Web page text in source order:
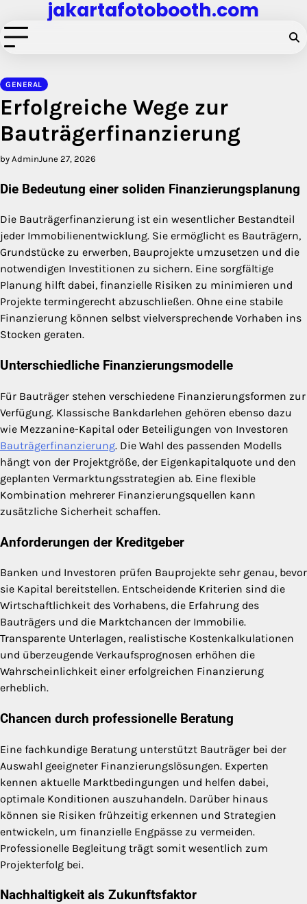
to
content
jakartafotobooth.com
GENERAL
Erfolgreiche Wege zur
Bauträgerfinanzierung
by AdminJune 27, 2026
Die Bedeutung einer soliden Finanzierungsplanung
Die Bauträgerfinanzierung ist ein wesentlicher Bestandteil
jeder Immobilienentwicklung. Sie ermöglicht es Bauträgern,
Grundstücke zu erwerben, Bauprojekte umzusetzen und die
notwendigen Investitionen zu sichern. Eine sorgfältige
Planung hilft dabei, finanzielle Risiken zu minimieren und
Projekte termingerecht abzuschließen. Ohne eine stabile
Finanzierung können selbst vielversprechende Vorhaben ins
Stocken geraten.
Unterschiedliche Finanzierungsmodelle
Für Bauträger stehen verschiedene Finanzierungsformen zur
Verfügung. Klassische Bankdarlehen gehören ebenso dazu
wie Mezzanine-Kapital oder Beteiligungen von Investoren
Bauträgerfinanzierung. Die Wahl des passenden Modells
hängt von der Projektgröße, der Eigenkapitalquote und den
geplanten Vermarktungsstrategien ab. Eine flexible
Kombination mehrerer Finanzierungsquellen kann
zusätzliche Sicherheit schaffen.
Anforderungen der Kreditgeber
Banken und Investoren prüfen Bauprojekte sehr genau, bevor
sie Kapital bereitstellen. Entscheidende Kriterien sind die
Wirtschaftlichkeit des Vorhabens, die Erfahrung des
Bauträgers und die Marktchancen der Immobilie.
Transparente Unterlagen, realistische Kostenkalkulationen
und überzeugende Verkaufsprognosen erhöhen die
Wahrscheinlichkeit einer erfolgreichen Finanzierung
erheblich.
Chancen durch professionelle Beratung
Eine fachkundige Beratung unterstützt Bauträger bei der
Auswahl geeigneter Finanzierungslösungen. Experten
kennen aktuelle Marktbedingungen und helfen dabei,
optimale Konditionen auszuhandeln. Darüber hinaus
können sie Risiken frühzeitig erkennen und Strategien
entwickeln, um finanzielle Engpässe zu vermeiden.
Professionelle Begleitung trägt somit wesentlich zum
Projekterfolg bei.
Nachhaltigkeit als Zukunftsfaktor